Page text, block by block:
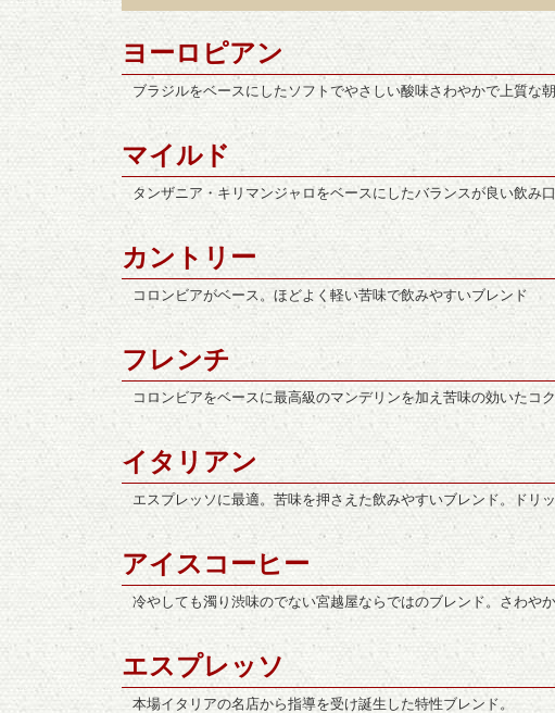
ヨーロピアン
ブラジルをベースにしたソフトでやさしい酸味さわやかで上質な
マイルド
タンザニア・キリマンジャロをベースにしたバランスが良い飲み
カントリー
コロンビアがベース。ほどよく軽い苦味で飲みやすいブレンド
フレンチ
コロンビアをベースに最高級のマンデリンを加え苦味の効いたコ
イタリアン
エスプレッソに最適。苦味を押さえた飲みやすいブレンド。ドリ
アイスコーヒー
冷やしても濁り渋味のでない宮越屋ならではのブレンド。さわや
エスプレッソ
本場イタリアの名店から指導を受け誕生した特性ブレンド。